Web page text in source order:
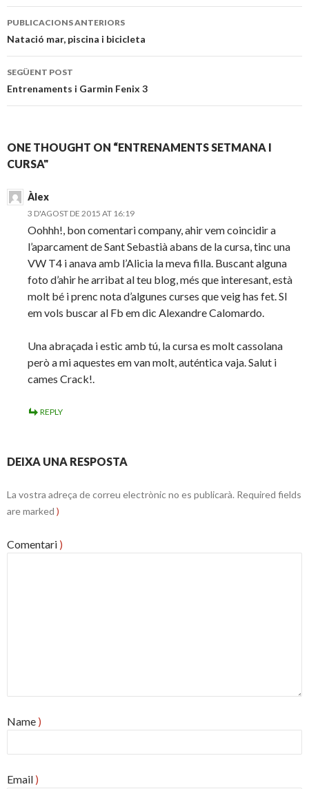
Publiqui
navegació
PUBLICACIONS ANTERIORS
Natació mar, piscina i bicicleta
SEGÜENT POST
Entrenaments i Garmin Fenix 3
ONE THOUGHT ON “ENTRENAMENTS SETMANA I
CURSA"
Àlex
3 D'AGOST DE 2015 AT 16:19
Oohhh!, bon comentari company, ahir vem coincidir a
l’aparcament de Sant Sebastià abans de la cursa, tinc una
VW T4 i anava amb l’Alicia la meva filla. Buscant alguna
foto d’ahir he arribat al teu blog, més que interesant, està
molt bé i prenc nota d’algunes curses que veig has fet. SI
em vols buscar al Fb em dic Alexandre Calomardo.
Una abraçada i estic amb tú, la cursa es molt cassolana
però a mi aquestes em van molt, auténtica vaja. Salut i
cames Crack!.
REPLY
DEIXA UNA RESPOSTA
La vostra adreça de correu electrònic no es publicarà. Required fields
are marked )
Comentari )
Name )
Email )